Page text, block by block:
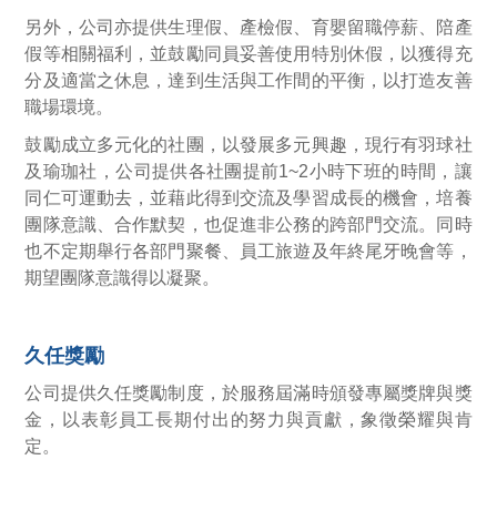
另外，公司亦提供生理假、產檢假、育嬰留職停薪、陪產
假等相關福利，並鼓勵同員妥善使用特別休假，以獲得充
分及適當之休息，達到生活與工作間的平衡，以打造友善
職場環境。
鼓勵成立多元化的社團，以發展多元興趣，現行有羽球社
及瑜珈社，公司提供各社團提前1~2小時下班的時間，讓
同仁可運動去，並藉此得到交流及學習成長的機會，培養
團隊意識、合作默契，也促進非公務的跨部門交流。同時
也不定期舉行各部門聚餐、員工旅遊及年終尾牙晚會等，
期望團隊意識得以凝聚。
久任獎勵
公司提供久任獎勵制度，於服務屆滿時頒發專屬獎牌與獎
金，以表彰員工長期付出的努力與貢獻，象徵榮耀與肯
定。